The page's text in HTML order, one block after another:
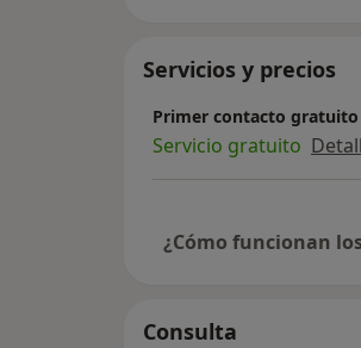
Servicios y precios
Primer contacto gratuito
Servicio gratuito
¿Cómo funcionan
Consulta